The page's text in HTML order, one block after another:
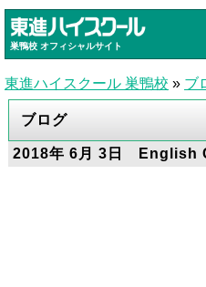
巣鴨校 オフィシャルサイト
東進ハイスクール 巣鴨校 » ブ
ブログ
2018年 6月 3日 English